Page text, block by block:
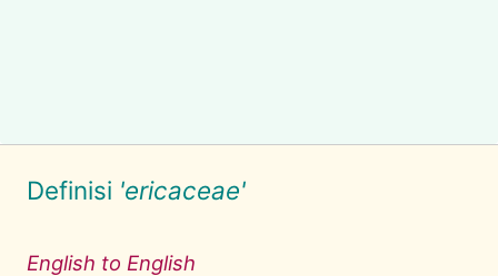
Definisi 'ericaceae'
English to English